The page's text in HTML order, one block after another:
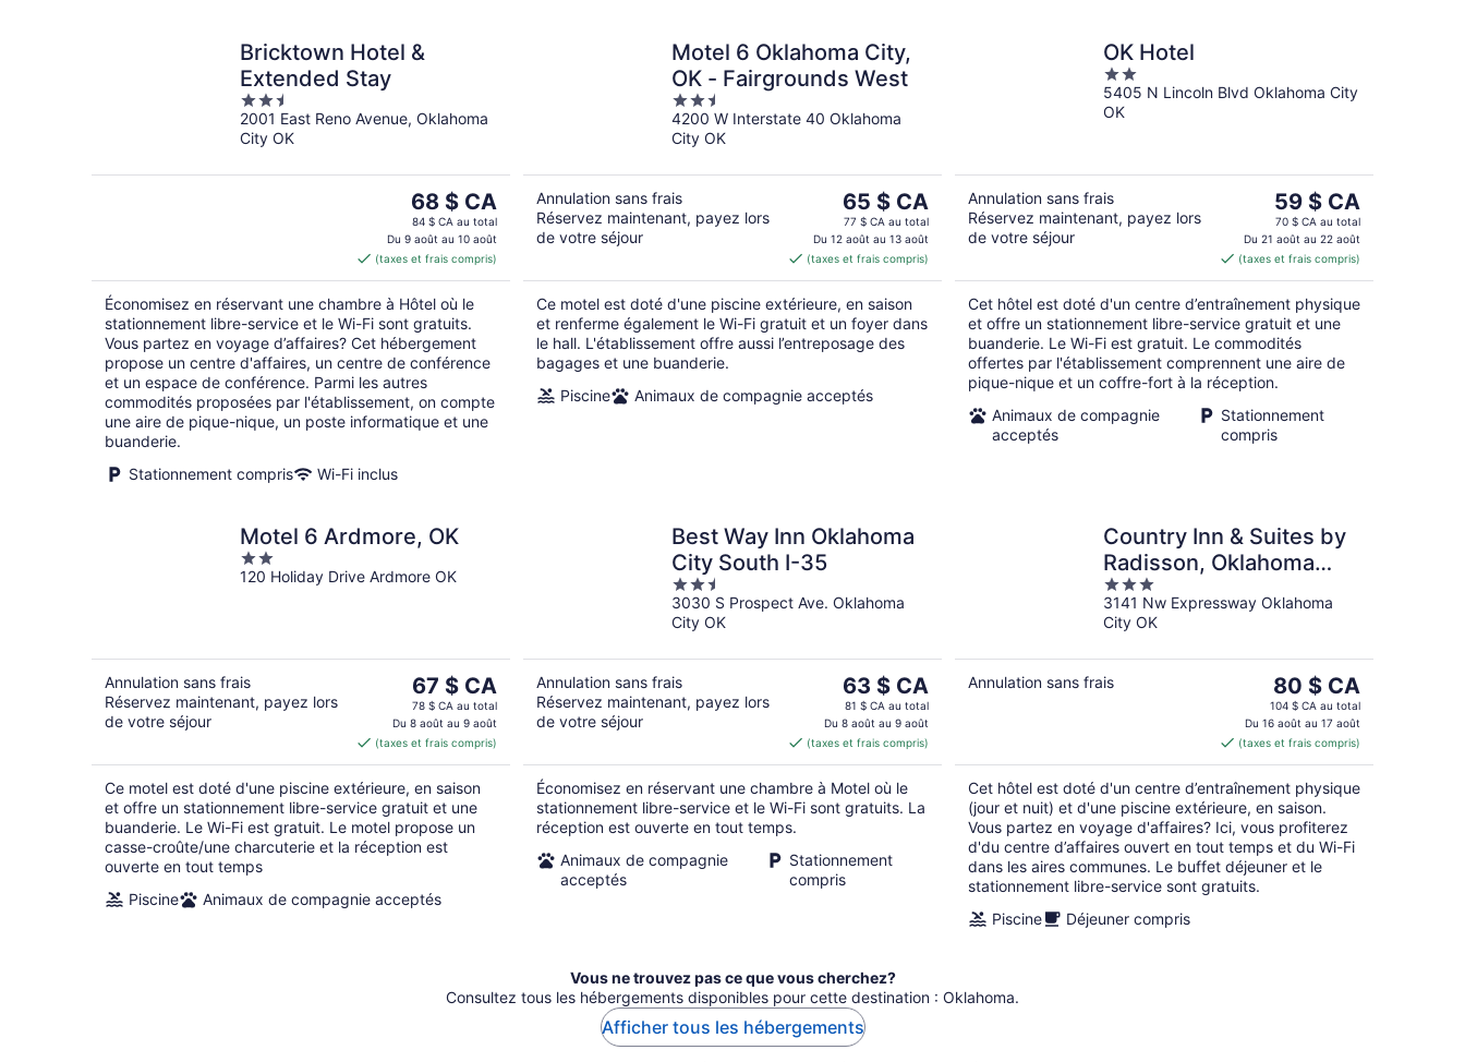
Bricktown Hotel &
Extended Stay
2.5
out
of
2001 East Reno Avenue, Oklahoma
City OK
Le
prix
est
de 68 $ CA
par
nuit
68 $ CA
84 $ CA au total
Du 9 août au 10 août
(taxes et frais compris)
Économisez en réservant une chambre à Hôtel où le
stationnement libre-service et le Wi-Fi sont gratuits.
Vous partez en voyage d’affaires? Cet hébergement
propose un centre d'affaires, un centre de conférence
et un espace de conférence. Parmi les autres
commodités proposées par l'établissement, on compte
une aire de pique-nique, un poste informatique et une
buanderie.
Stationnement compris
Wi-Fi inclus
Motel 6 Oklahoma City,
OK - Fairgrounds West
2.5
out
of
4200 W Interstate 40 Oklahoma
City OK
Annulation sans frais
Réservez maintenant, payez lors
de votre séjour
Le
prix
est
de 65 $ CA
par
nuit
65 $ CA
77 $ CA au total
Du 12 août au 13 août
(taxes et frais compris)
Ce motel est doté d'une piscine extérieure, en saison
et renferme également le Wi-Fi gratuit et un foyer dans
le hall. L'établissement offre aussi l’entreposage des
bagages et une buanderie.
Piscine
Animaux de compagnie acceptés
OK Hotel
2
out
of
5405 N Lincoln Blvd Oklahoma City
OK
Annulation sans frais
Réservez maintenant, payez lors
de votre séjour
Le
prix
est
de 59 $ CA
par
nuit
59 $ CA
70 $ CA au total
Du 21 août au 22 août
(taxes et frais compris)
Cet hôtel est doté d'un centre d’entraînement physique
et offre un stationnement libre-service gratuit et une
buanderie. Le Wi-Fi est gratuit. Le commodités
offertes par l'établissement comprennent une aire de
pique-nique et un coffre-fort à la réception.
Animaux de compagnie
acceptés
Stationnement
compris
Motel 6 Ardmore, OK
2
out
120 Holiday Drive Ardmore OK
Annulation sans frais
Réservez maintenant, payez lors
de votre séjour
Le
prix
est
de 67 $ CA
par
nuit
67 $ CA
78 $ CA au total
Du 8 août au 9 août
(taxes et frais compris)
Ce motel est doté d'une piscine extérieure, en saison
et offre un stationnement libre-service gratuit et une
buanderie. Le Wi-Fi est gratuit. Le motel propose un
casse-croûte/une charcuterie et la réception est
ouverte en tout temps
Piscine
Animaux de compagnie acceptés
Best Way Inn Oklahoma
City South I-35
2.5
out
of
3030 S Prospect Ave. Oklahoma
City OK
Annulation sans frais
Réservez maintenant, payez lors
de votre séjour
Le
prix
est
de 63 $ CA
par
nuit
63 $ CA
81 $ CA au total
Du 8 août au 9 août
(taxes et frais compris)
Économisez en réservant une chambre à Motel où le
stationnement libre-service et le Wi-Fi sont gratuits. La
réception est ouverte en tout temps.
Animaux de compagnie
acceptés
Stationnement
compris
Country Inn & Suites by
Radisson, Oklahoma
City at Northwest
Expressway, OK
3
out
of
3141 Nw Expressway Oklahoma
City OK
Annulation sans frais
Le
prix
est
de 80 $ CA
par
nuit
80 $ CA
104 $ CA au total
Du 16 août au 17 août
(taxes et frais compris)
Cet hôtel est doté d'un centre d’entraînement physique
(jour et nuit) et d'une piscine extérieure, en saison.
Vous partez en voyage d'affaires? Ici, vous profiterez
d'du centre d’affaires ouvert en tout temps et du Wi-Fi
dans les aires communes. Le buffet déjeuner et le
stationnement libre-service sont gratuits.
Piscine
Déjeuner compris
Vous ne trouvez pas ce que vous cherchez?
Consultez tous les hébergements disponibles pour cette destination : Oklahoma.
Afficher tous les hébergements